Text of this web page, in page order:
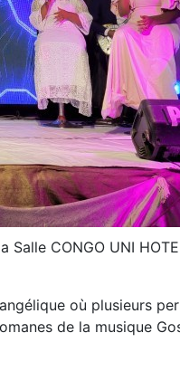
CONGO UNI
où plusieurs
de la musique